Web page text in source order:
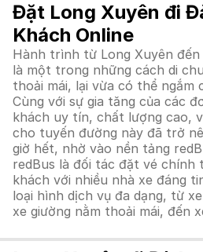
Đặt Long Xuyên đi
Khách Online
Hành trình từ Long Xuyên
là một trong những cách di
thoải mái, lại vừa có thể ngắm
Cùng với sự gia tăng của các
khách uy tín, chất lượng cao,
cho tuyến đường này đã trở
giờ hết, nhờ vào nền tảng
redBus là đối tác đặt vé chính
khách với nhiều nhà xe đáng
loại hình dịch vụ đa dạng, từ
xe giường nằm thoải mái, đến